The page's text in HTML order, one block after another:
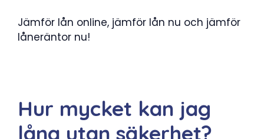
Jämför lån online, jämför lån nu och jämför
låneräntor nu!
Hur mycket kan jag
låna utan säkerhet?